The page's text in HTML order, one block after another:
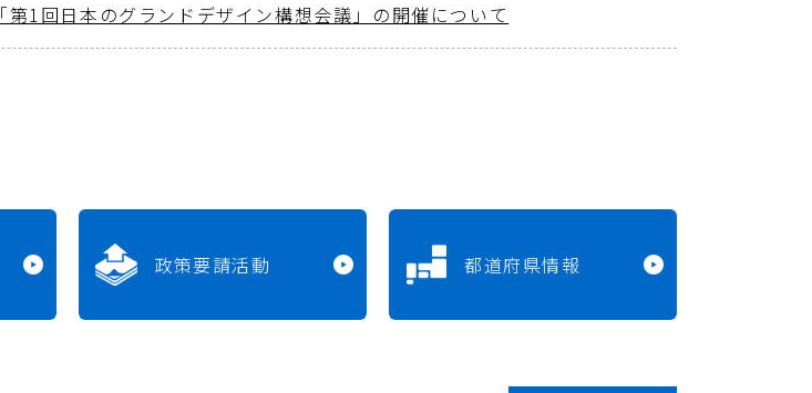
「第1回日本のグランドデザイン構想会議」の開催について
政策要請活動 都道府県情報